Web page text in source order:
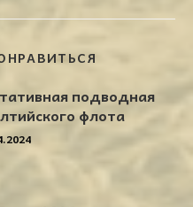
подводная
флота